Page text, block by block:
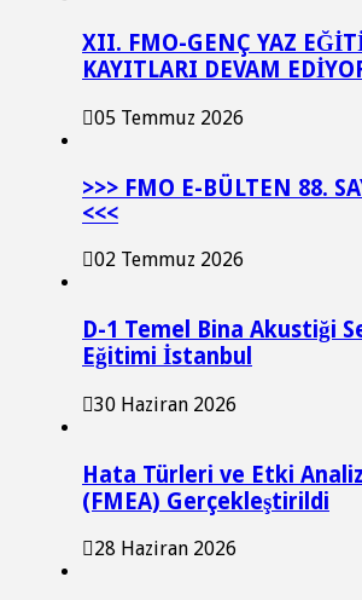
XII. FMO-GENÇ YAZ
KAYITLARI DEVAM
05 Temmuz 2026
>>> FMO E-BÜLTEN 88.
<<<
02 Temmuz 2026
D-1 Temel Bina Akustiği
Eğitimi İstanbul
30 Haziran 2026
Hata Türleri ve Etki
(FMEA) Gerçekleştirildi
28 Haziran 2026